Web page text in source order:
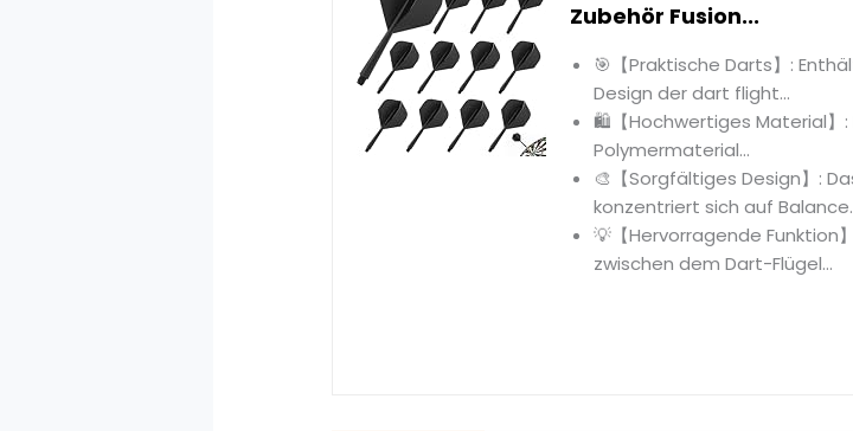
Zubehör Fusion...
🎯【Praktische Darts】:
Design der dart flight...
🛍️【Hochwertiges Material
Polymermaterial...
🎨【Sorgfältiges Design】:
konzentriert sich auf
💡【Hervorragende Funktion
zwischen dem Dart-Flügel...